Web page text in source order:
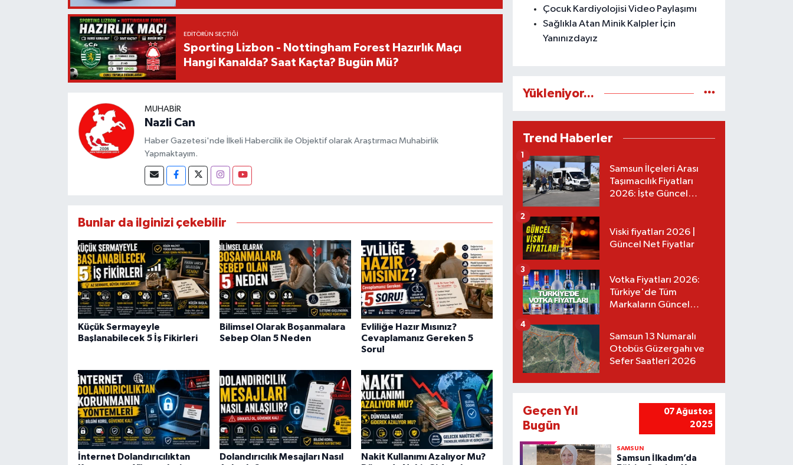
EDITÖRÜN SEÇTIĞI
Sporting Lizbon - Nottingham Forest Hazırlık Maçı
Hangi Kanalda? Saat Kaçta? Bugün Mü?
MUHABIR
Nazli Can
Haber Gazetesi'nde İlkeli Habercilik ile Objektif olarak Araştırmacı Muhabirlik
Yapmaktayım.
Bunlar da ilginizi çekebilir
Küçük Sermayeyle
Başlanabilecek 5 İş Fikirleri
Bilimsel Olarak Boşanmalara
Sebep Olan 5 Neden
Evliliğe Hazır Mısınız?
Cevaplamanız Gereken 5
Soru!
İnternet Dolandırıcılıktan
Dolandırıcılık Mesajları Nasıl
Nakit Kullanımı Azalıyor Mu?
Çocuk Kardiyolojisi Video Paylaşımı
Sağlıkla Atan Minik Kalpler İçin
Yanınızdayız
Yükleniyor...
Trend Haberler
Samsun İlçeleri Arası
Taşımacılık Fiyatları
2026: İşte Güncel
1
Viski fiyatları 2026 |
Güncel Net Fiyatlar
2
Votka Fiyatları 2026:
Türkiye'de Tüm
Markaların Güncel
3
Samsun 13 Numaralı
Otobüs Güzergahı ve
Sefer Saatleri 2026
4
Geçen Yıl
Bugün
07 Ağustos
2025
SAMSUN
Samsun İlkadım’da